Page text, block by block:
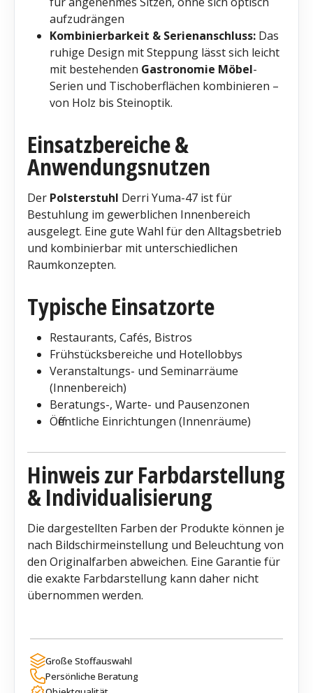
aufzudrängen
Kombinierbarkeit & Serienanschluss: Das
ruhige Design mit Steppung lässt sich leicht
mit bestehenden Gastronomie Möbel-
Serien und Tischoberflächen kombinieren –
von Holz bis Steinoptik.
Einsatzbereiche &
Anwendungsnutzen
Der Polsterstuhl Derri Yuma-47 ist für
Bestuhlung im gewerblichen Innenbereich
ausgelegt. Eine gute Wahl für den Alltagsbetrieb
und kombinierbar mit unterschiedlichen
Raumkonzepten.
Typische Einsatzorte
Restaurants, Cafés, Bistros
Frühstücksbereiche und Hotellobbys
Veranstaltungs- und Seminarräume
(Innenbereich)
Beratungs-, Warte- und Pausenzonen
Öffentliche Einrichtungen (Innenräume)
Hinweis zur Farbdarstellung
& Individualisierung
Die dargestellten Farben der Produkte können je
nach Bildschirmeinstellung und Beleuchtung von
den Originalfarben abweichen. Eine Garantie für
die exakte Farbdarstellung kann daher nicht
übernommen werden.
Große Stoffauswahl
Persönliche Beratung